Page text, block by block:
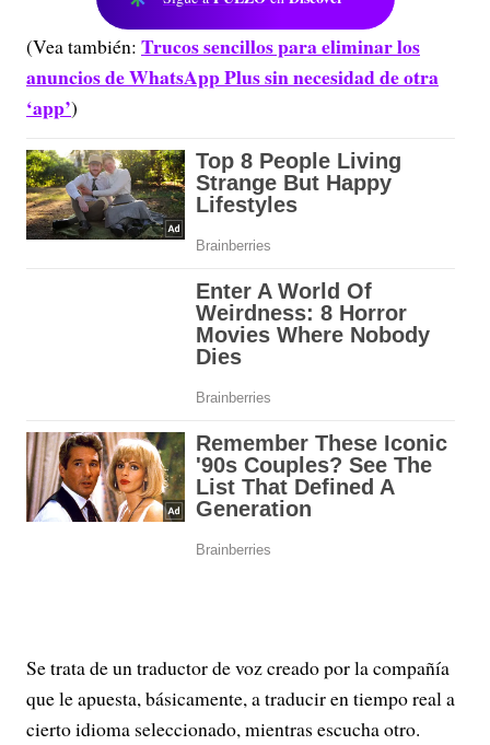
(Vea también: Trucos sencillos para eliminar los
anuncios de WhatsApp Plus sin necesidad de otra
‘app’)
Se trata de un traductor de voz creado por la compañía
que le apuesta, básicamente, a traducir en tiempo real a
cierto idioma seleccionado, mientras escucha otro.